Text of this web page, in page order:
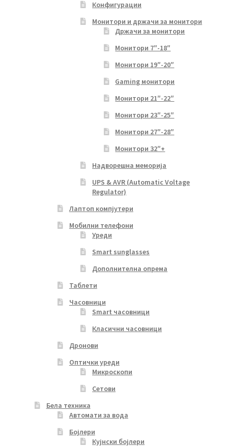
Конфигурации
Монитори и држачи за монитори
Држачи за монитори
Монитори 7″-18″
Монитори 19″-20″
Gaming монитори
Монитори 21″-22″
Монитори 23″-25″
Монитори 27″-28″
Монитори 32″+
Надворешна меморија
UPS & AVR (Automatic Voltage
Regulator)
Лаптоп компјутери
Мобилни телефони
Уреди
Smart sunglasses
Дополнителна опрема
Таблети
Часовници
Smart часовници
Класични часовници
Дронови
Оптички уреди
Микроскопи
Сетови
Бела техника
Автомати за вода
Бојлери
Кујнски бојлери